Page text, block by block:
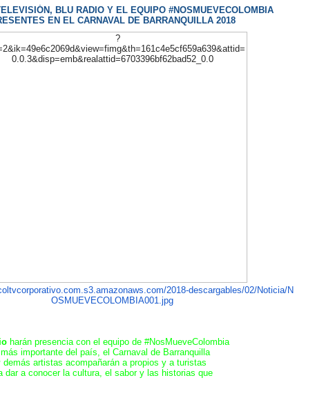
BLU RADIO Y EL EQUIPO #NOSMUEVECOLOMBIA
EN EL CARNAVAL DE BARRANQUILLA 2018
tivo.com.s3.amazonaws.com/2018-descargables/02/Noticia/N
OSMUEVECOLOMBIA001.jpg
harán presencia con el equipo de #NosMueveColombia
importante del país, el Carnaval de Barranquilla
artistas acompañarán a propios y a turistas
dar a conocer la cultura, el sabor y las historias que